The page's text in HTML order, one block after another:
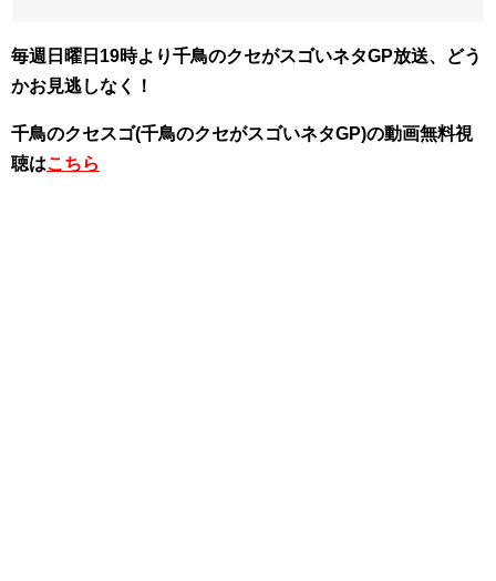
毎週日曜日19時より千鳥のクセがスゴいネタGP放送、どう
かお見逃しなく！
千鳥のクセスゴ(千鳥のクセがスゴいネタGP)の動画無料視
聴はこちら